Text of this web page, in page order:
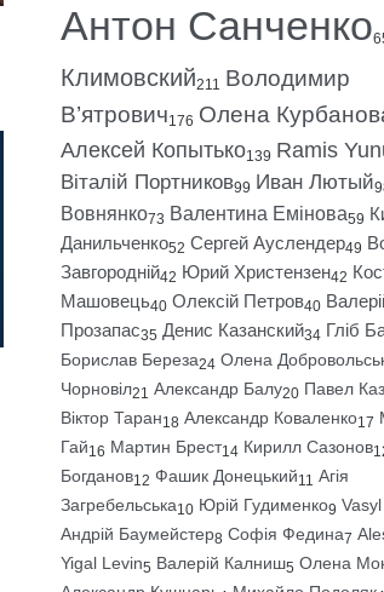
Антон Санченко
Климовский211 Володимир
В’ятрович176 Олена
Алексей Копытько139 Ramis
Віталій Портников99 Иван Лютый
Вовнянко73 Валентина Емінова59
Данильченко52 Сергей Ауслендер49
Завгородній42 Юрий Христензен42
Машовець40 Олексій Петров40
Прозапас35 Денис Казанский34 Гліб
Борислав Береза24 Олена
Чорновіл21 Александр Балу20 Павел
Віктор Таран18 Александр Коваленко17
Гай16 Мартин Брест14 Кирилл Сазонов
Богданов12 Фашик Донецький11 Агія
Загребельська10 Юрій Гудименко9
Андрій Баумейстер8 Софія Федина7
Yigal Levin5 Валерій Калниш5 Олена